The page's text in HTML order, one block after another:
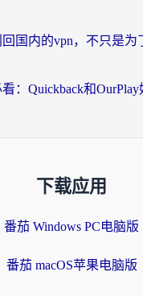
下载应用
番茄 Windows PC电脑版
番茄 macOS苹果电脑版